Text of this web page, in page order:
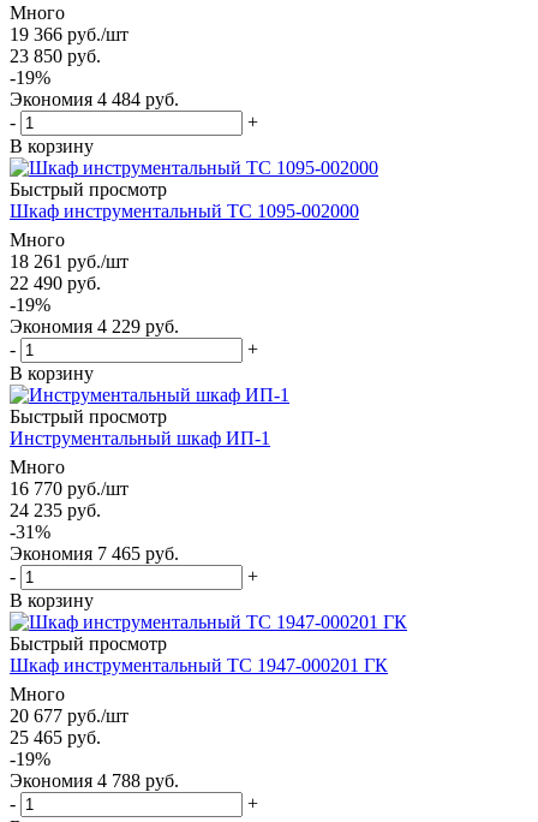
Много
19 366 руб./шт
23 850 руб.
-19%
Экономия 4 484 руб.
-
+
В корзину
Быстрый просмотр
Шкаф инструментальный ТС 1095-002000
Много
18 261 руб./шт
22 490 руб.
-19%
Экономия 4 229 руб.
-
+
В корзину
Быстрый просмотр
Инструментальный шкаф ИП-1
Много
16 770 руб./шт
24 235 руб.
-31%
Экономия 7 465 руб.
-
+
В корзину
Быстрый просмотр
Шкаф инструментальный ТС 1947-000201 ГК
Много
20 677 руб./шт
25 465 руб.
-19%
Экономия 4 788 руб.
-
+